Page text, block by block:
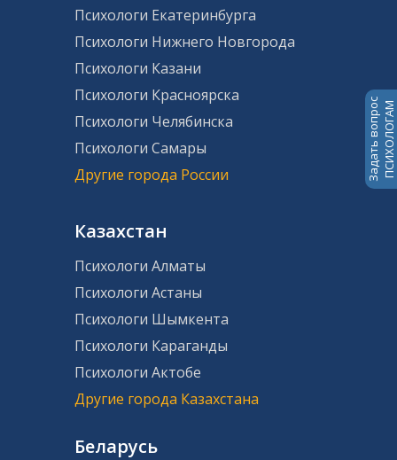
Задать вопросПСИХОЛОГАМ
Психологи Екатеринбурга
Психологи Нижнего Новгорода
Психологи Казани
Психологи Красноярска
Психологи Челябинска
Психологи Самары
Другие города России
Казахстан
Психологи Алматы
Психологи Астаны
Психологи Шымкента
Психологи Караганды
Психологи Актобе
Другие города Казахстана
Беларусь